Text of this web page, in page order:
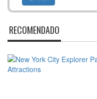
RECOMENDADO